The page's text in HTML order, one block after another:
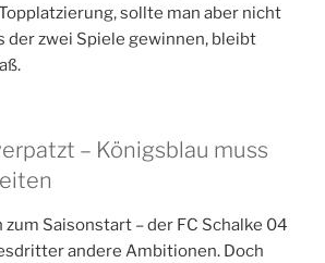
sollte man aber nicht
der zwei Spiele gewinnen, bleibt
– Königsblau muss
Saisonstart – der FC Schalke 04
andere Ambitionen. Doch